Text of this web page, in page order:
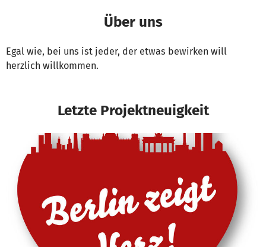
Über uns
Egal wie, bei uns ist jeder, der etwas bewirken will
herzlich willkommen.
Letzte Projektneuigkeit